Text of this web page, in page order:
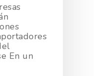
En un